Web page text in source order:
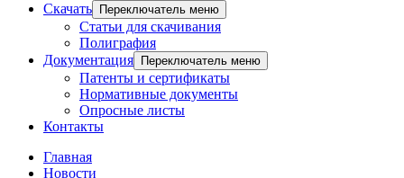
Скачать
Переключатель меню
Статьи для скачивания
Полиграфия
Документация
Переключатель меню
Патенты и сертификаты
Нормативные документы
Опросные листы
Контакты
Главная
Новости